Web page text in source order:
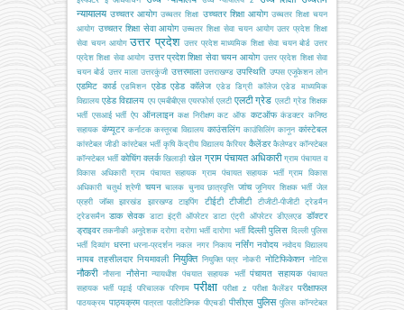
न्यायालय उच्चतर आयोग उच्चतर शिक्षा उच्चतर शिक्षा आयोग उच्चतर शिक्षा चयन
आयोग उच्चतर शिक्षा सेवा आयोग उच्चतर शिक्षा सेवा चयन आयोग उतर प्रदेश शिक्षा
सेवा चयन आयोग उत्तर प्रदेश उत्तर प्रदेश माध्यमिक शिक्षा सेवा चयन बोर्ड उत्तर
प्रदेश शिक्षा सेवा आयोग उत्तर प्रदेश शिक्षा सेवा चयन आयोग उत्तर प्रदेश शिक्षा सेवा
चयन बोर्ड उत्तर माला उत्तरकुंजी उत्तरमाला उत्तराखण्ड उपस्थिति उप्पस एजूकेशन लोन
एडमिट कार्ड एडमिशन एडेड एडेड कॉलेज एडेड डिग्री कॉलेज एडेड माध्यमिक
विद्यालय एडेड विद्यालय एप एमबीबीएस एयरफोर्स एलटी एलटी ग्रेड एलटी ग्रेड शिक्षक
भर्ती एसआई भर्ती ऐप ऑनलाइन कक्ष निरीक्षण कट ऑफ कटऑफ कंडक्टर कनिष्ठ
सहायक कंप्यूटर कर्नाटक कस्तूरबा विद्यालय काउंसलिंग काउंसिलिंग कानून कांस्टेबल
कांस्टेबल जीडी कांस्टेबल भर्ती कृषि केंद्रीय विद्यालय कैरियर कैलेंडर कैलेण्डर कॉन्स्टेबल
कॉन्स्टेबल भर्ती कोचिंग क्लर्क खिलाड़ी खेल ग्राम पंचायत अधिकारी ग्राम पंचायत व
विकास अधिकारी ग्राम पंचायत सहायक ग्राम पंचायत सहायक भर्ती ग्राम विकास
अधिकारी चतुर्थ श्रेणी चयन चालक चुनाव छात्रवृत्ति जांच जूनियर शिक्षक भर्ती जेल
प्रहरी
जॉब्स झारखंड झारखण्ड टाइपिंग टीईटी टीजीटी टीजीटी-पीजीटी
ट्रेडमैन
ट्रेडसमैन डाक सेवक डाटा इंट्री ऑपरेटर डाटा एंट्री ऑपरेटर डीएलएड डॉक्टर
ड्राइवर तकनीकी अनुदेशक दरोगा दरोगा भर्ती दारोगा भर्ती दिल्ली पुलिस दिल्ली पुलिस
भर्ती दिव्यांग धरना धरना-प्रदर्शन नकल नगर निकाय नर्सिंग नवोदय नवोदय विद्यालय
नायब तहसीलदार नियमावली नियुक्ति नियुक्ति पत्र नोकरी नोटिफिकेशन नोटिस
नौकरी नौसना नौसेना न्यायधीश पंचयात सहायक भर्ती पंचायत सहायक पंचायत
सहायक भर्ती पढ़ाई परिचालक परिणाम परीक्षा परीक्षा z परीक्षा कैलेंडर परीक्षाफल
पाठयक्रम पाठ्यक्रम पात्रता पालीटेक्निक पीएचडी पीसीएस पुलिस पुलिस कॉन्स्टेबल